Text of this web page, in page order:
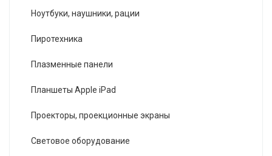
Ноутбуки, наушники, рации
Пиротехника
Плазменные панели
Планшеты Apple iPad
Проекторы, проекционные экраны
Световое оборудование